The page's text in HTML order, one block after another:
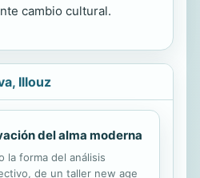
cambio cultural.
Illouz
del alma moderna
la forma del análisis
de un taller new age